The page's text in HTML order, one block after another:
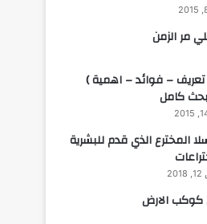
مر الزمن
تعريف – فوائد – اهمية )
كامل
المخترع الذي قدم للبشرية
كوكب الارض